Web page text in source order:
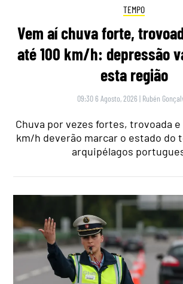
TEMPO
Vem aí chuva forte,
até 100 km/h: depressão
esta região
09:30 6 Agosto, 2026 | Rubén
Chuva por vezes fortes, trovoada e
km/h deverão marcar o estado do
arquipélagos